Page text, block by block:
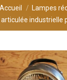
Accueil
Lampes
articulée industrielle